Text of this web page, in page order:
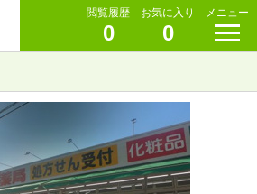
閲覧履歴
0
お気に入り
0
メニュー